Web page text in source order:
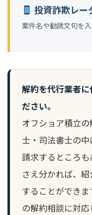
投資詐欺レー
案件名や勧誘文句を
解約を代行業者に
ださい。
オフショア積立
士・司法書士の
請求するところ
さえ分かれば、
することができ
の解約相談に対